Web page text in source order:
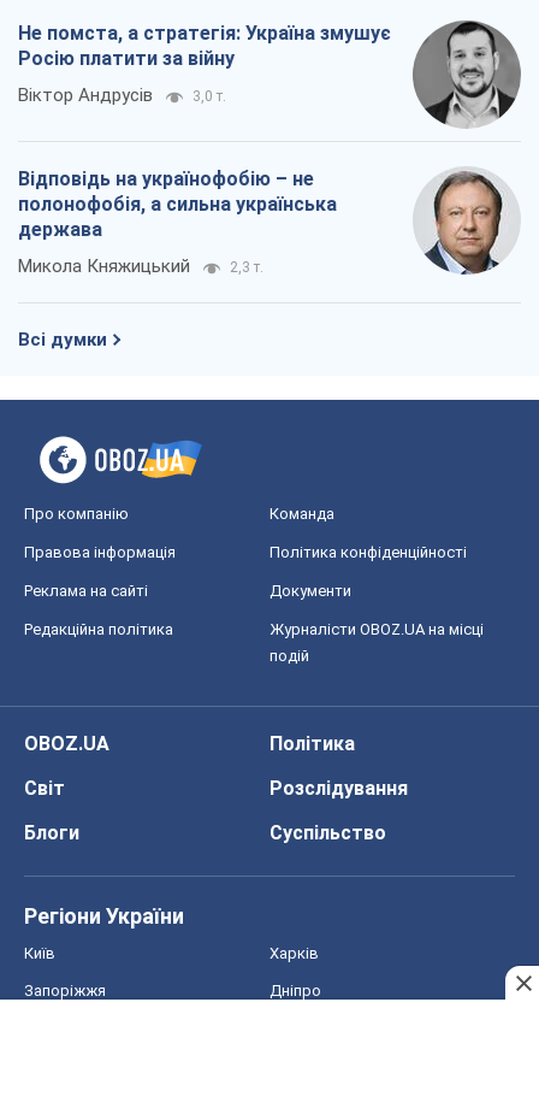
Не помста, а стратегія: Україна змушує
Росію платити за війну
Віктор Андрусів 3,0 т.
Відповідь на українофобію – не
полонофобія, а сильна українська
держава
Микола Княжицький 2,3 т.
Всі думки
Про компанію Команда
Правова інформація Політика конфіденційності
Реклама на сайті Документи
Редакційна політика
Журналісти OBOZ.UA на місці
подій
OBOZ.UA
Політика
Світ
Розслідування
Блоги
Суспільство
Регіони України
Київ Харків
Запоріжжя Дніпро